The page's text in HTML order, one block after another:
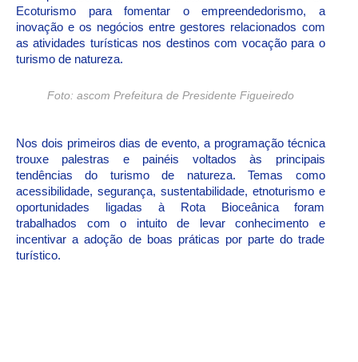
Ecoturismo para fomentar o empreendedorismo, a
inovação e os negócios entre gestores relacionados com
as atividades turísticas nos destinos com vocação para o
turismo de natureza.
Foto: ascom Prefeitura de Presidente Figueiredo
Nos dois primeiros dias de evento, a programação técnica
trouxe palestras e painéis voltados às principais
tendências do turismo de natureza. Temas como
acessibilidade, segurança, sustentabilidade, etnoturismo e
oportunidades ligadas à Rota Bioceânica foram
trabalhados com o intuito de levar conhecimento e
incentivar a adoção de boas práticas por parte do trade
turístico.